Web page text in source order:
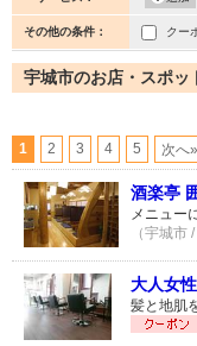
その他の条件： クー
宇城市のお店・スポッ
1 2 3 4 5 次へ»
酒楽亭
メニュー
（宇城市
大人女
髪と地肌